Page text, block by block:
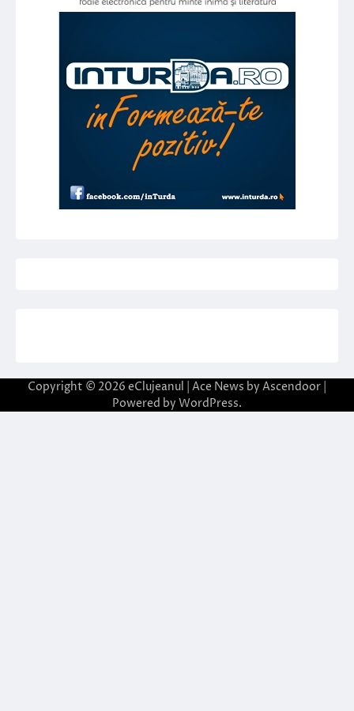
Copyright © 2026 eClujeanul | Ace News by Ascendoor
Powered by WordPress.